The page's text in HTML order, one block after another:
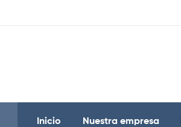
Inicio Nuestra empresa